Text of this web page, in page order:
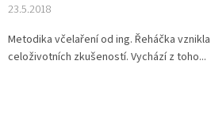
23.5.2018
Metodika včelaření od ing. Řeháčka
celoživotních zkušeností. Vychází z toho...